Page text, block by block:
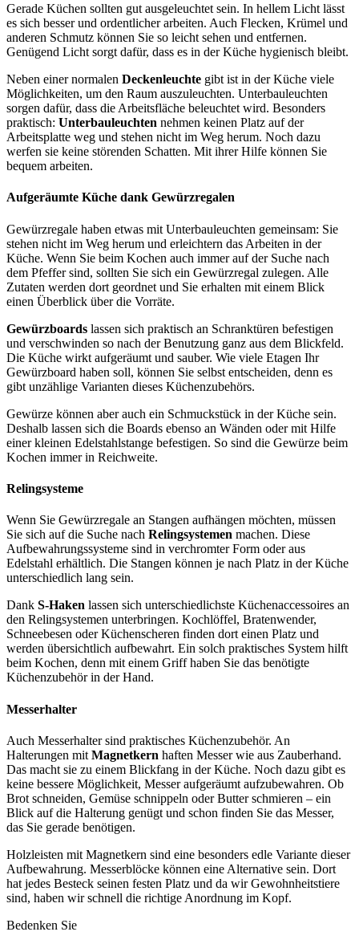
Gerade Küchen sollten gut ausgeleuchtet sein. In hellem Licht lässt
es sich besser und ordentlicher arbeiten. Auch Flecken, Krümel und
anderen Schmutz können Sie so leicht sehen und entfernen.
Genügend Licht sorgt dafür, dass es in der Küche hygienisch bleibt.
Neben einer normalen Deckenleuchte gibt ist in der Küche viele
Möglichkeiten, um den Raum auszuleuchten. Unterbauleuchten
sorgen dafür, dass die Arbeitsfläche beleuchtet wird. Besonders
praktisch: Unterbauleuchten nehmen keinen Platz auf der
Arbeitsplatte weg und stehen nicht im Weg herum. Noch dazu
werfen sie keine störenden Schatten. Mit ihrer Hilfe können Sie
bequem arbeiten.
Aufgeräumte Küche dank Gewürzregalen
Gewürzregale haben etwas mit Unterbauleuchten gemeinsam: Sie
stehen nicht im Weg herum und erleichtern das Arbeiten in der
Küche. Wenn Sie beim Kochen auch immer auf der Suche nach
dem Pfeffer sind, sollten Sie sich ein Gewürzregal zulegen. Alle
Zutaten werden dort geordnet und Sie erhalten mit einem Blick
einen Überblick über die Vorräte.
Gewürzboards lassen sich praktisch an Schranktüren befestigen
und verschwinden so nach der Benutzung ganz aus dem Blickfeld.
Die Küche wirkt aufgeräumt und sauber. Wie viele Etagen Ihr
Gewürzboard haben soll, können Sie selbst entscheiden, denn es
gibt unzählige Varianten dieses Küchenzubehörs.
Gewürze können aber auch ein Schmuckstück in der Küche sein.
Deshalb lassen sich die Boards ebenso an Wänden oder mit Hilfe
einer kleinen Edelstahlstange befestigen. So sind die Gewürze beim
Kochen immer in Reichweite.
Relingsysteme
Wenn Sie Gewürzregale an Stangen aufhängen möchten, müssen
Sie sich auf die Suche nach Relingsystemen machen. Diese
Aufbewahrungssysteme sind in verchromter Form oder aus
Edelstahl erhältlich. Die Stangen können je nach Platz in der Küche
unterschiedlich lang sein.
Dank S-Haken lassen sich unterschiedlichste Küchenaccessoires an
den Relingsystemen unterbringen. Kochlöffel, Bratenwender,
Schneebesen oder Küchenscheren finden dort einen Platz und
werden übersichtlich aufbewahrt. Ein solch praktisches System hilft
beim Kochen, denn mit einem Griff haben Sie das benötigte
Küchenzubehör in der Hand.
Messerhalter
Auch Messerhalter sind praktisches Küchenzubehör. An
Halterungen mit Magnetkern haften Messer wie aus Zauberhand.
Das macht sie zu einem Blickfang in der Küche. Noch dazu gibt es
keine bessere Möglichkeit, Messer aufgeräumt aufzubewahren. Ob
Brot schneiden, Gemüse schnippeln oder Butter schmieren – ein
Blick auf die Halterung genügt und schon finden Sie das Messer,
das Sie gerade benötigen.
Holzleisten mit Magnetkern sind eine besonders edle Variante dieser
Aufbewahrung. Messerblöcke können eine Alternative sein. Dort
hat jedes Besteck seinen festen Platz und da wir Gewohnheitstiere
sind, haben wir schnell die richtige Anordnung im Kopf.
Bedenken Sie